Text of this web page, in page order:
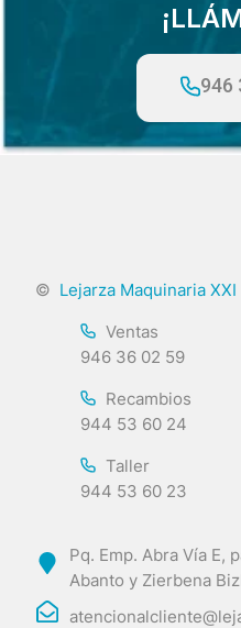
946
© Lejarza Maquinaria XXI
Ventas
946 36 02 59
Recambios
944 53 60 24
Taller
944 53 60 23
Pq. Emp. Abra Vía E,
Abanto y Zierbena